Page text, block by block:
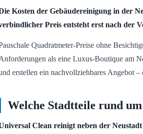
Kosten der Gebäudereinigung in der
Preis entsteht erst nach der
Quadratmeter-Preise ohne
als eine Luxus-Boutique am
erstellen ein nachvollziehbares Angebot –
Welche Stadtteile rund
Clean reinigt neben der